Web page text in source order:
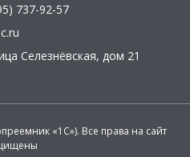
737-92-57
Селезнёвская, дом 21
«1С»). Все права на сайт